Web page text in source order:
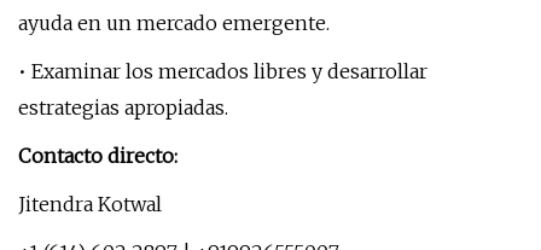
ayuda en un mercado emergente.
• Examinar los mercados libres y desarrollar
estrategias apropiadas.
Contacto directo:
Jitendra Kotwal